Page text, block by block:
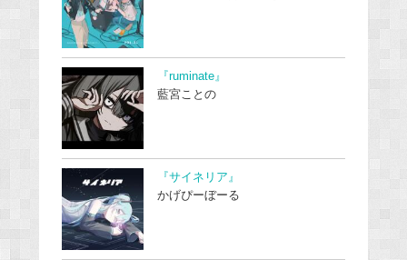
『ruminate』
藍宮ことの
『サイネリア』
かげぴーぼーる